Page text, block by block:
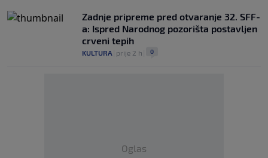
Zadnje pripreme pred otvaranje 32. SFF-
a: Ispred Narodnog pozorišta postavljen
crveni tepih
KULTURA prije 2 h 0
Oglas